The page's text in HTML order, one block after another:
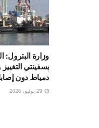
وزارة
بسفينتي
دمياط دون